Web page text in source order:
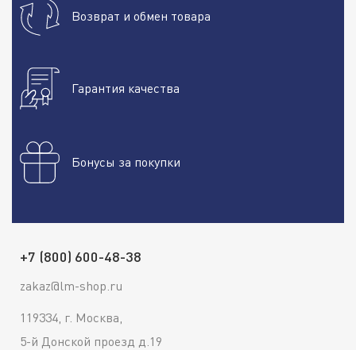
Возврат и обмен товара
Гарантия качества
Бонусы за покупки
+7 (800) 600-48-38
zakaz@lm-shop.ru
119334, г. Москва,
5-й Донской проезд д.19